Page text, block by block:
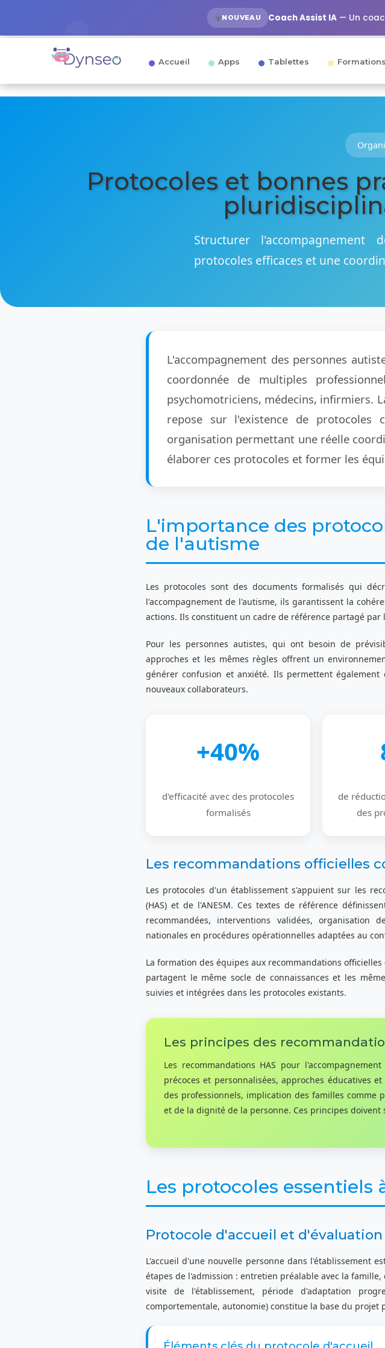
NOUVEAU Coach Assist IA — Un
Accueil Apps Tablettes Formations
Protocoles et bonnes
Structurer
protocoles efficaces et une
L'accompagnement des personnes
coordonnée de multiples
psychomotriciens, médecins, infirmiers.
repose sur l'existence de protocoles
organisation permettant une réelle
élaborer ces protocoles et former les
L'importance des
de l'autisme
Les protocoles sont des documents formalisés qui
l'accompagnement de l'autisme, ils garantissent la
actions. Ils constituent un cadre de référence partagé par
Pour les personnes autistes, qui ont besoin de
approches et les mêmes règles offrent un
générer confusion et anxiété. Ils permettent
nouveaux collaborateurs.
+40%
d'efficacité avec des protocoles
formalisés
de
des
Les recommandations officielles
Les protocoles d'un établissement s'appuient sur les
(HAS) et de l'ANESM. Ces textes de référence
recommandées, interventions validées, organisation
nationales en procédures opérationnelles adaptées au
La formation des équipes aux recommandations
partagent le même socle de connaissances et les
suivies et intégrées dans les protocoles existants.
Les principes des
Les recommandations HAS pour
précoces et personnalisées, approches éducatives et
des professionnels, implication des familles comme
et de la dignité de la personne. Ces principes
Les protocoles essentiels
Protocole d'accueil et
L'accueil d'une nouvelle personne dans l'établissement
étapes de l'admission : entretien préalable avec la
visite de l'établissement, période d'adaptation
comportementale, autonomie) constitue la base du projet